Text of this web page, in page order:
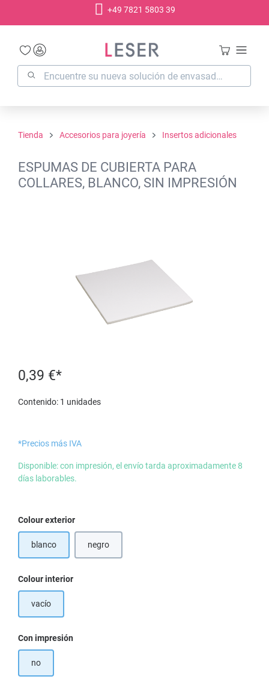
+49 7821 5803 39
Tienda Accesorios para joyería Insertos adicionales
ESPUMAS DE CUBIERTA PARA
COLLARES, BLANCO, SIN IMPRESIÓN
0,39 €*
Contenido: 1 unidades
*Precios más IVA
Disponible: con impresión, el envío tarda aproximadamente 8
días laborables.
Seleccione
Colour exterior
blanco negro
Seleccione
Colour interior
vacío
Seleccione
Con impresión
no